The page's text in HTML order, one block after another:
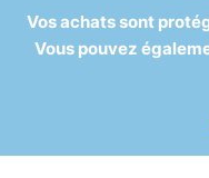
Vos achats sont
Vous pouvez